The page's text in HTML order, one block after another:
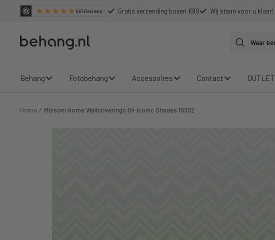
561 Reviews Gratis verzending boven €99 Wij staan voor u klaar!
Behang.nl
Behang Fotobehang Accessoires Contact OUTLET
Home Missoni Home Wallcoverings 04 Iconic Shades 10392